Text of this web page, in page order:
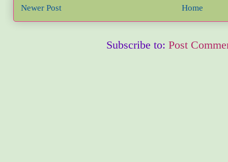
Newer Post Home
Subscribe to: Post